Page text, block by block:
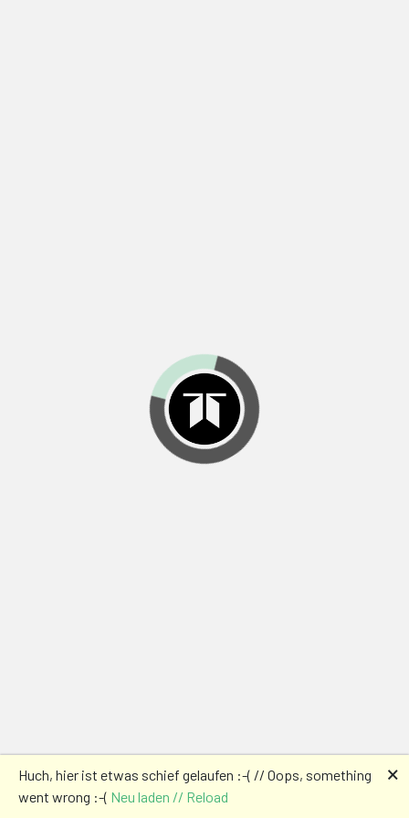
Huch, hier ist etwas schief gelaufen :-( // Oops, something
went wrong :-( Neu laden // Reload
🗙